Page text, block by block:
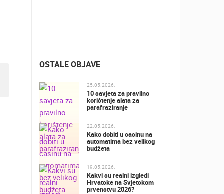
OSTALE OBJAVE
25.05.2026.
10 savjeta za pravilno
korištenje alata za
parafraziranje
22.05.2026.
Kako dobiti u casinu na
automatima bez velikog
budžeta
19.05.2026.
Kakvi su realni izgledi
Hrvatske na Svjetskom
prvenstvu 2026?